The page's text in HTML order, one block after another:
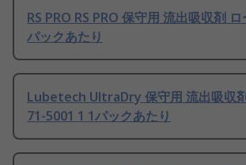
RS PRO RS PRO 保守用 流出吸収剤
パックあたり
Lubetech UltraDry 保守用 流出吸収
71-5001 1 1パックあたり